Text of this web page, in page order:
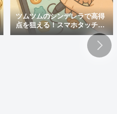
ツムツムのシンデレラで高得
点を狙える！スマホタッチペ
ン